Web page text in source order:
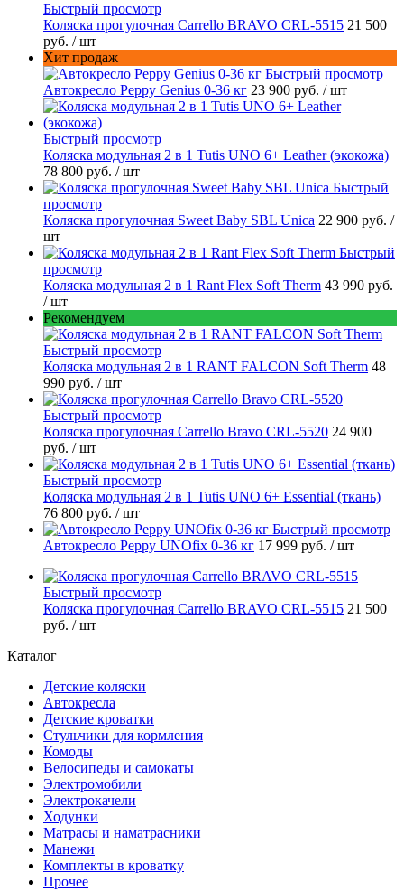
Быстрый просмотр
Коляска прогулочная Carrello BRAVO CRL-5515 21 500
руб. / шт
Хит продаж
Быстрый просмотр
Автокресло Peppy Genius 0-36 кг 23 900 руб. / шт
Быстрый просмотр
Коляска модульная 2 в 1 Tutis UNO 6+ Leather (экокожа)
78 800 руб. / шт
Быстрый
просмотр
Коляска прогулочная Sweet Baby SBL Unica 22 900 руб. /
шт
Быстрый
просмотр
Коляска модульная 2 в 1 Rant Flex Soft Therm 43 990 руб.
/ шт
Рекомендуем
Быстрый просмотр
Коляска модульная 2 в 1 RANT FALCON Soft Therm 48
990 руб. / шт
Быстрый просмотр
Коляска прогулочная Carrello Bravo CRL-5520 24 900
руб. / шт
Быстрый просмотр
Коляска модульная 2 в 1 Tutis UNO 6+ Essential (ткань)
76 800 руб. / шт
Быстрый просмотр
Автокресло Peppy UNOfix 0-36 кг 17 999 руб. / шт
Быстрый просмотр
Коляска прогулочная Carrello BRAVO CRL-5515 21 500
руб. / шт
Каталог
Детские коляски
Автокресла
Детские кроватки
Стульчики для кормления
Комоды
Велосипеды и самокаты
Электромобили
Электрокачели
Ходунки
Матрасы и наматрасники
Манежи
Комплекты в кроватку
Прочее